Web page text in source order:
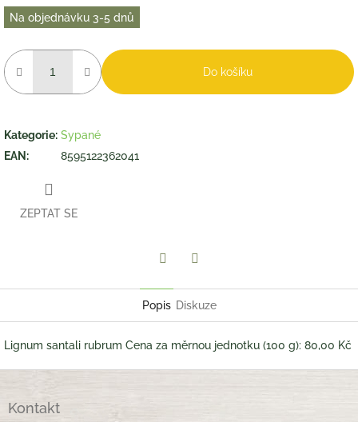
Měrná
cena:
Na objednávku 3-5 dnů
Do košíku
Kategorie: Sypané
EAN : 8595122362041
ZEPTAT SE
Popis Diskuze
Lignum santali rubrum Cena za měrnou jednotku (100 g): 80,00 Kč
Kontakt